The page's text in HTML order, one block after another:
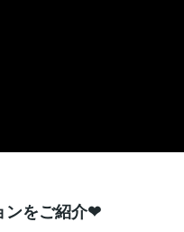
ンをご紹介❤